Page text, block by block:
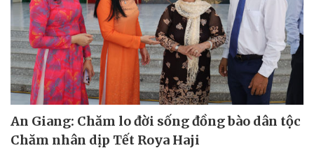
An Giang: Chăm lo đời sống đồng bào dân tộc
Chăm nhân dịp Tết Roya Haji